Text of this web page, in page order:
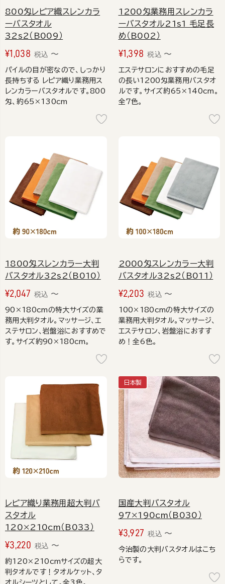
800匁レピア織スレンカラ
ーバスタオル
32s2（B009）
¥1,038 税込 〜
パイルの目が密なので、しっかり
長持ちする レピア織り業務用ス
レンカラーバスタオルです。800
匁、約65×130cm
1200匁業務用スレンカラ
ーバスタオル21s1 毛足長
め（B002）
¥1,398 税込 〜
エステサロンにおすすめの毛足
の長い1200匁業務用バスタオ
ルです。サイズ約65×140cm。
全7色。
1800匁スレンカラー大判
バスタオル32s2（B010）
¥2,047 税込 〜
90×180cmの特大サイズの業
務用大判タオル。マッサージ、エ
ステサロン、岩盤浴におすすめで
す。サイズ約90×180cm。
2000匁スレンカラー大判
バスタオル32s2（B011）
¥2,203 税込 〜
100×180cmの特大サイズの
業務用大判タオル。マッサージ、
エステサロン、岩盤浴におすす
め！全6色。
レピア織り業務用超大判バ
スタオル
120×210cm（B033）
¥3,220 税込 〜
約120×210cmサイズの超大
判タオルです！タオルケット、タ
オルシーツとして。全3色。
国産大判バスタオル
97×190cm（B030）
日本製
¥3,927 税込 〜
今治製の大判バスタオルはこち
らです。